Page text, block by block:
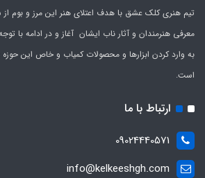
معرفی هنرمندان و آثار ناب ایشان آغاز و در ادامه با توجه
به وارد کردن ابزارها و محصولات کمیاب و خاص این حوزه
است.
ارتباط با ما
09024440571
info@kelkeeshgh.com